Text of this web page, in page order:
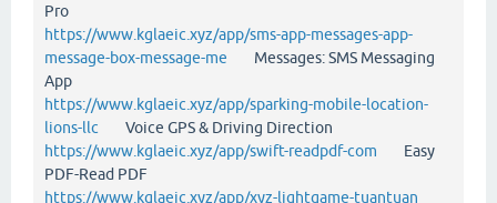
Pro
https://www.kglaeic.xyz/app/sms-app-messages-app-
message-box-message-me Messages: SMS Messaging
App
https://www.kglaeic.xyz/app/sparking-mobile-location-
lions-llc Voice GPS & Driving Direction
https://www.kglaeic.xyz/app/swift-readpdf-com Easy
PDF-Read PDF
https://www.kglaeic.xyz/app/xyz-lightgame-tuantuan